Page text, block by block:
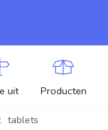
uit Producten
tablets